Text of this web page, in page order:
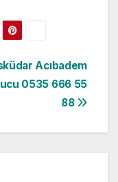
Acıbadem
0535 666 55
88